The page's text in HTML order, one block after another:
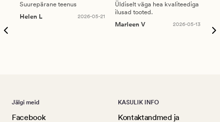
Suurepärane teenus
Helen L
2026-05-21
Üldiselt väga hea kvaliteediga
ilusad tooted.
Marleen V
2026-05-13
Jälgi meid
Facebook
KASULIK INFO
Kontaktandmed ja